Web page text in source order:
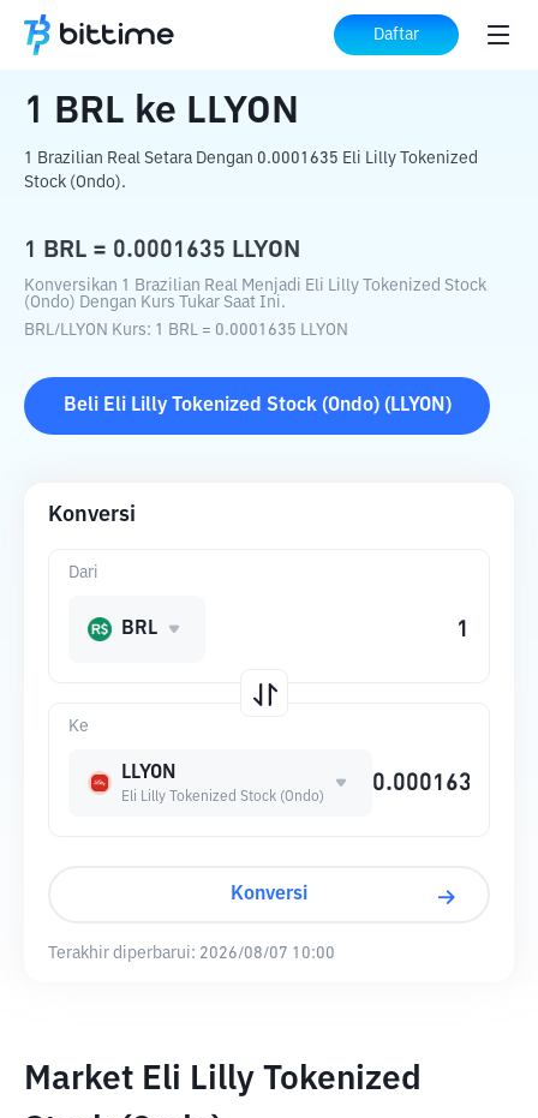
Daftar
Beranda Konverter Kripto ke LLYON
1 BRL ke LLYON
1 Brazilian Real Setara Dengan 0.0001635 Eli Lilly Tokenized
Stock (Ondo).
1 BRL = 0.0001635 LLYON
Konversikan 1 Brazilian Real Menjadi Eli Lilly Tokenized Stock
(Ondo) Dengan Kurs Tukar Saat Ini.
BRL/LLYON Kurs: 1 BRL = 0.0001635 LLYON
Beli Eli Lilly Tokenized Stock (Ondo)( LLYON )
Konversi
Ke
LLYON
Eli Lilly Tokenized Stock (Ondo)
Dari
BRL
Konversi
Terakhir diperbarui: 2026/08/07 10:00
Market Eli Lilly Tokenized